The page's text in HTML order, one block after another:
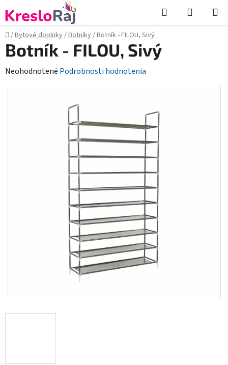
na
obsah
Hľadať
KOŠÍK
Domov
/Bytové doplnky/Botníky/Botník - FILOU, Sivý
Botník - FILOU, Sivý
Priemerné
Neohodnotené Podrobnosti hodnotenia